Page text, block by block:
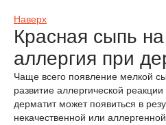
Наверх
Красная сыпь
аллергия при
Чаще всего появление мелкой
развитие аллергической
дерматит может появиться в
некачественной или